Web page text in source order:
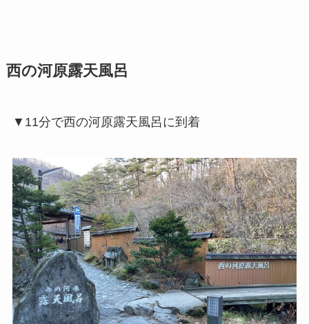
西の河原露天風呂
▼11分で西の河原露天風呂に到着